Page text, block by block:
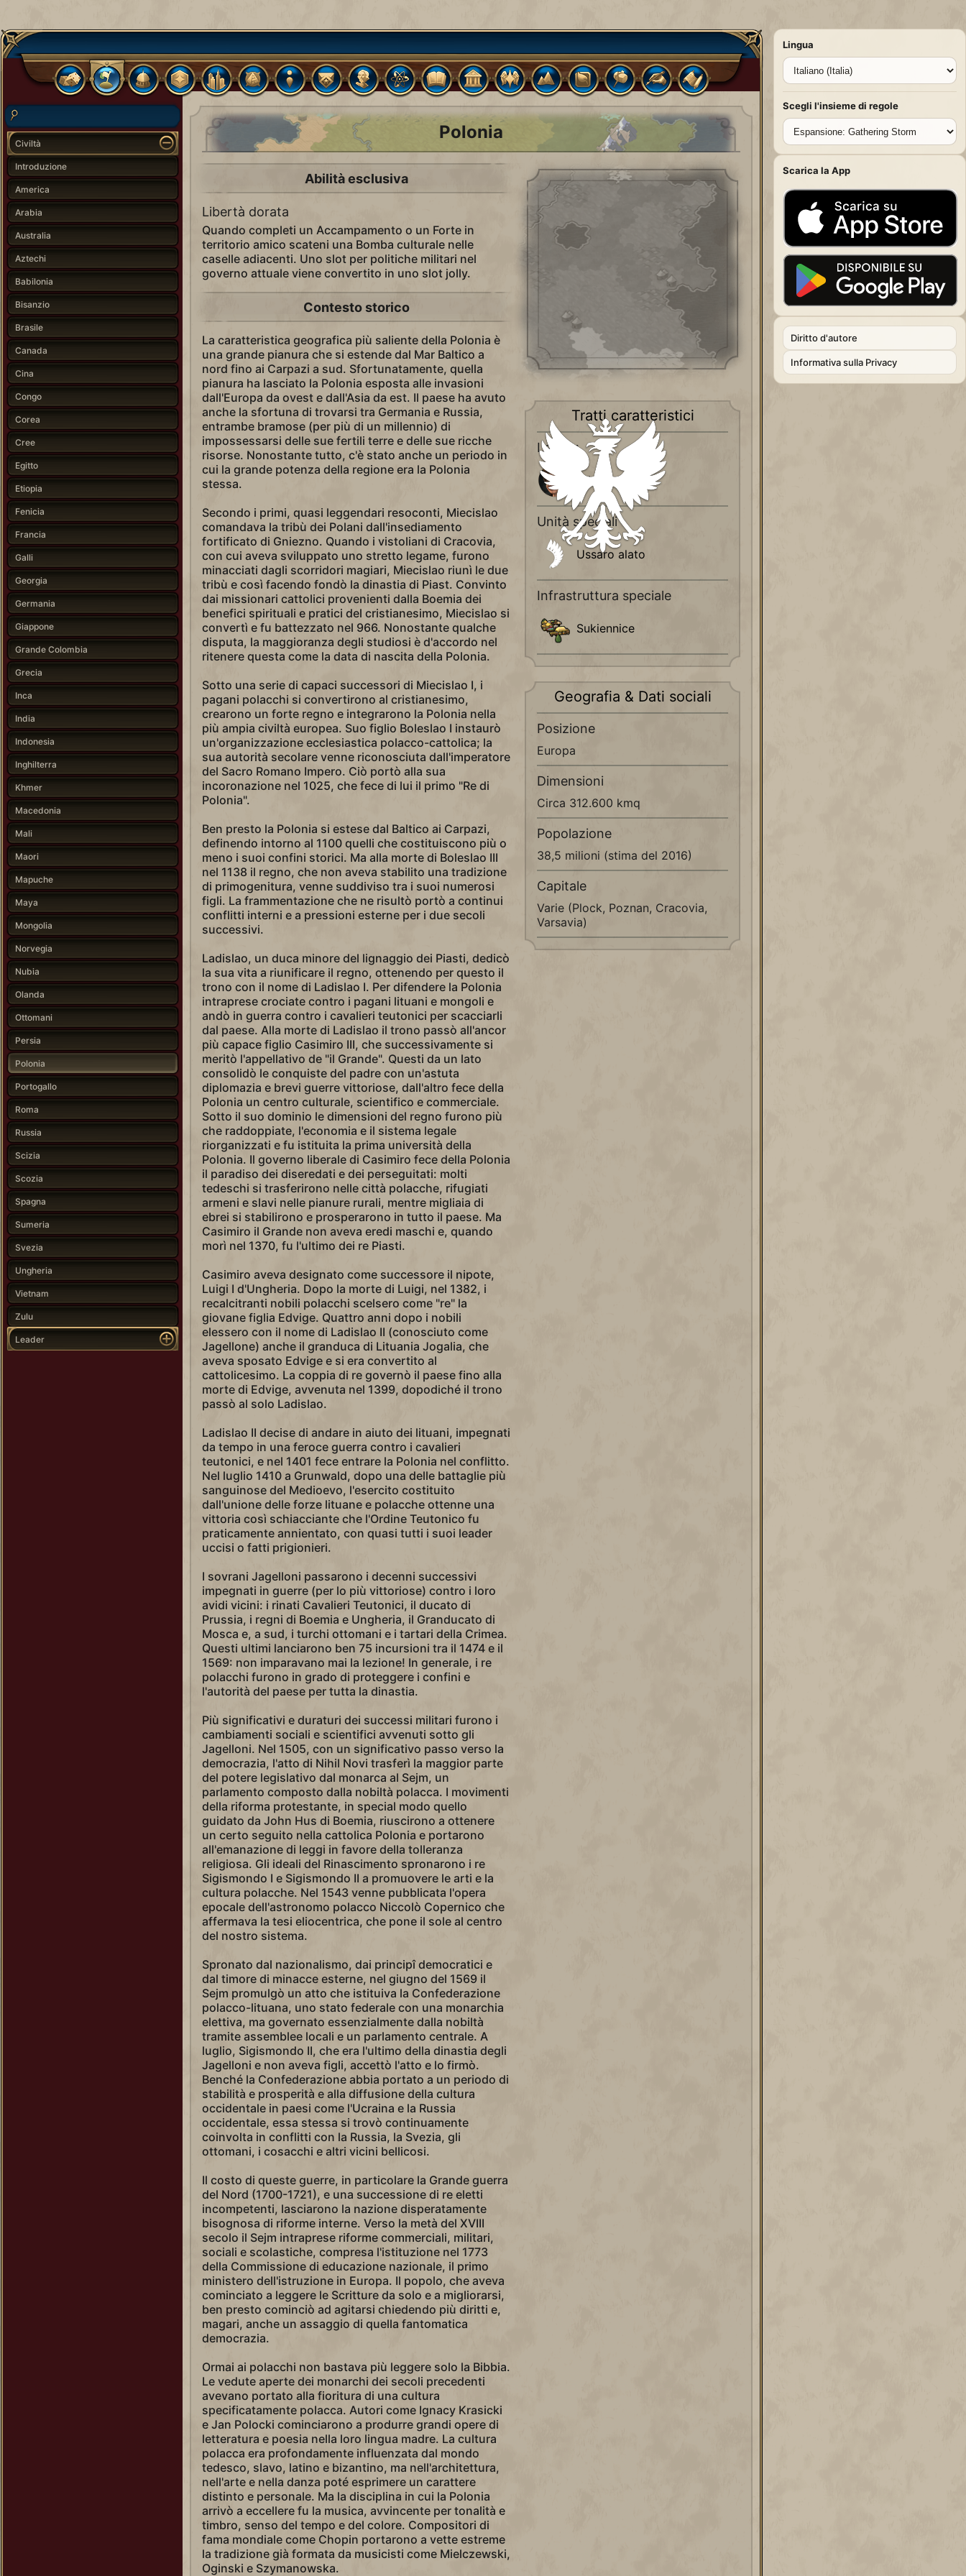
Civiltà
Introduzione
America
Arabia
Australia
Aztechi
Babilonia
Bisanzio
Brasile
Canada
Cina
Congo
Corea
Cree
Egitto
Etiopia
Fenicia
Francia
Galli
Georgia
Germania
Giappone
Grande Colombia
Grecia
Inca
India
Indonesia
Inghilterra
Khmer
Macedonia
Mali
Maori
Mapuche
Maya
Mongolia
Norvegia
Nubia
Olanda
Ottomani
Persia
Polonia
Portogallo
Roma
Russia
Scizia
Scozia
Spagna
Sumeria
Svezia
Ungheria
Vietnam
Zulu
Leader
Polonia
Abilità esclusiva
Libertà dorata
Quando completi un Accampamento o un Forte in
territorio amico scateni una Bomba culturale nelle
caselle adiacenti. Uno slot per politiche militari nel
governo attuale viene convertito in uno slot jolly.
Contesto storico
La caratteristica geografica più saliente della Polonia è
una grande pianura che si estende dal Mar Baltico a
nord fino ai Carpazi a sud. Sfortunatamente, quella
pianura ha lasciato la Polonia esposta alle invasioni
dall'Europa da ovest e dall'Asia da est. Il paese ha avuto
anche la sfortuna di trovarsi tra Germania e Russia,
entrambe bramose (per più di un millennio) di
impossessarsi delle sue fertili terre e delle sue ricche
risorse. Nonostante tutto, c'è stato anche un periodo in
cui la grande potenza della regione era la Polonia
stessa.
Secondo i primi, quasi leggendari resoconti, Miecislao
comandava la tribù dei Polani dall'insediamento
fortificato di Gniezno. Quando i vistoliani di Cracovia,
con cui aveva sviluppato uno stretto legame, furono
minacciati dagli scorridori magiari, Miecislao riunì le due
tribù e così facendo fondò la dinastia di Piast. Convinto
dai missionari cattolici provenienti dalla Boemia dei
benefici spirituali e pratici del cristianesimo, Miecislao si
convertì e fu battezzato nel 966. Nonostante qualche
disputa, la maggioranza degli studiosi è d'accordo nel
ritenere questa come la data di nascita della Polonia.
Sotto una serie di capaci successori di Miecislao I, i
pagani polacchi si convertirono al cristianesimo,
crearono un forte regno e integrarono la Polonia nella
più ampia civiltà europea. Suo figlio Boleslao I instaurò
un'organizzazione ecclesiastica polacco-cattolica; la
sua autorità secolare venne riconosciuta dall'imperatore
del Sacro Romano Impero. Ciò portò alla sua
incoronazione nel 1025, che fece di lui il primo "Re di
Polonia".
Ben presto la Polonia si estese dal Baltico ai Carpazi,
definendo intorno al 1100 quelli che costituiscono più o
meno i suoi confini storici. Ma alla morte di Boleslao III
nel 1138 il regno, che non aveva stabilito una tradizione
di primogenitura, venne suddiviso tra i suoi numerosi
figli. La frammentazione che ne risultò portò a continui
conflitti interni e a pressioni esterne per i due secoli
successivi.
Ladislao, un duca minore del lignaggio dei Piasti, dedicò
la sua vita a riunificare il regno, ottenendo per questo il
trono con il nome di Ladislao I. Per difendere la Polonia
intraprese crociate contro i pagani lituani e mongoli e
andò in guerra contro i cavalieri teutonici per scacciarli
dal paese. Alla morte di Ladislao il trono passò all'ancor
più capace figlio Casimiro III, che successivamente si
meritò l'appellativo de "il Grande". Questi da un lato
consolidò le conquiste del padre con un'astuta
diplomazia e brevi guerre vittoriose, dall'altro fece della
Polonia un centro culturale, scientifico e commerciale.
Sotto il suo dominio le dimensioni del regno furono più
che raddoppiate, l'economia e il sistema legale
riorganizzati e fu istituita la prima università della
Polonia. Il governo liberale di Casimiro fece della Polonia
il paradiso dei diseredati e dei perseguitati: molti
tedeschi si trasferirono nelle città polacche, rifugiati
armeni e slavi nelle pianure rurali, mentre migliaia di
ebrei si stabilirono e prosperarono in tutto il paese. Ma
Casimiro il Grande non aveva eredi maschi e, quando
morì nel 1370, fu l'ultimo dei re Piasti.
Casimiro aveva designato come successore il nipote,
Luigi I d'Ungheria. Dopo la morte di Luigi, nel 1382, i
recalcitranti nobili polacchi scelsero come "re" la
giovane figlia Edvige. Quattro anni dopo i nobili
elessero con il nome di Ladislao II (conosciuto come
Jagellone) anche il granduca di Lituania Jogalia, che
aveva sposato Edvige e si era convertito al
cattolicesimo. La coppia di re governò il paese fino alla
morte di Edvige, avvenuta nel 1399, dopodiché il trono
passò al solo Ladislao.
Ladislao II decise di andare in aiuto dei lituani, impegnati
da tempo in una feroce guerra contro i cavalieri
teutonici, e nel 1401 fece entrare la Polonia nel conflitto.
Nel luglio 1410 a Grunwald, dopo una delle battaglie più
sanguinose del Medioevo, l'esercito costituito
dall'unione delle forze lituane e polacche ottenne una
vittoria così schiacciante che l'Ordine Teutonico fu
praticamente annientato, con quasi tutti i suoi leader
uccisi o fatti prigionieri.
I sovrani Jagelloni passarono i decenni successivi
impegnati in guerre (per lo più vittoriose) contro i loro
avidi vicini: i rinati Cavalieri Teutonici, il ducato di
Prussia, i regni di Boemia e Ungheria, il Granducato di
Mosca e, a sud, i turchi ottomani e i tartari della Crimea.
Questi ultimi lanciarono ben 75 incursioni tra il 1474 e il
1569: non imparavano mai la lezione! In generale, i re
polacchi furono in grado di proteggere i confini e
l'autorità del paese per tutta la dinastia.
Più significativi e duraturi dei successi militari furono i
cambiamenti sociali e scientifici avvenuti sotto gli
Jagelloni. Nel 1505, con un significativo passo verso la
democrazia, l'atto di Nihil Novi trasferì la maggior parte
del potere legislativo dal monarca al Sejm, un
parlamento composto dalla nobiltà polacca. I movimenti
della riforma protestante, in special modo quello
guidato da John Hus di Boemia, riuscirono a ottenere
un certo seguito nella cattolica Polonia e portarono
all'emanazione di leggi in favore della tolleranza
religiosa. Gli ideali del Rinascimento spronarono i re
Sigismondo I e Sigismondo II a promuovere le arti e la
cultura polacche. Nel 1543 venne pubblicata l'opera
epocale dell'astronomo polacco Niccolò Copernico che
affermava la tesi eliocentrica, che pone il sole al centro
del nostro sistema.
Spronato dal nazionalismo, dai principî democratici e
dal timore di minacce esterne, nel giugno del 1569 il
Sejm promulgò un atto che istituiva la Confederazione
polacco-lituana, uno stato federale con una monarchia
elettiva, ma governato essenzialmente dalla nobiltà
tramite assemblee locali e un parlamento centrale. A
luglio, Sigismondo II, che era l'ultimo della dinastia degli
Jagelloni e non aveva figli, accettò l'atto e lo firmò.
Benché la Confederazione abbia portato a un periodo di
stabilità e prosperità e alla diffusione della cultura
occidentale in paesi come l'Ucraina e la Russia
occidentale, essa stessa si trovò continuamente
coinvolta in conflitti con la Russia, la Svezia, gli
ottomani, i cosacchi e altri vicini bellicosi.
Il costo di queste guerre, in particolare la Grande guerra
del Nord (1700-1721), e una successione di re eletti
incompetenti, lasciarono la nazione disperatamente
bisognosa di riforme interne. Verso la metà del XVIII
secolo il Sejm intraprese riforme commerciali, militari,
sociali e scolastiche, compresa l'istituzione nel 1773
della Commissione di educazione nazionale, il primo
ministero dell'istruzione in Europa. Il popolo, che aveva
cominciato a leggere le Scritture da solo e a migliorarsi,
ben presto cominciò ad agitarsi chiedendo più diritti e,
magari, anche un assaggio di quella fantomatica
democrazia.
Ormai ai polacchi non bastava più leggere solo la Bibbia.
Le vedute aperte dei monarchi dei secoli precedenti
avevano portato alla fioritura di una cultura
specificatamente polacca. Autori come Ignacy Krasicki
e Jan Polocki cominciarono a produrre grandi opere di
letteratura e poesia nella loro lingua madre. La cultura
polacca era profondamente influenzata dal mondo
tedesco, slavo, latino e bizantino, ma nell'architettura,
nell'arte e nella danza poté esprimere un carattere
distinto e personale. Ma la disciplina in cui la Polonia
arrivò a eccellere fu la musica, avvincente per tonalità e
timbro, senso del tempo e del colore. Compositori di
fama mondiale come Chopin portarono a vette estreme
la tradizione già formata da musicisti come Mielczewski,
Oginski e Szymanowska.
Tratti caratteristici
Leader
Edvige
Unità speciali
Ussaro alato
Infrastruttura speciale
Sukiennice
Geografia & Dati sociali
Posizione
Europa
Dimensioni
Circa 312.600 kmq
Popolazione
38,5 milioni (stima del 2016)
Capitale
Varie (Plock, Poznan, Cracovia,
Varsavia)
Lingua
Scegli l'insieme di regole
Scarica la App
Diritto d'autore
Informativa sulla Privacy